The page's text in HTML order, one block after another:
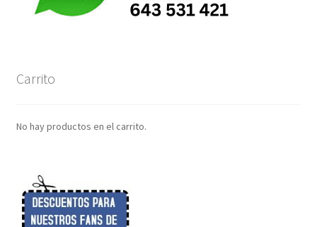
Carrito
No hay productos en el carrito.